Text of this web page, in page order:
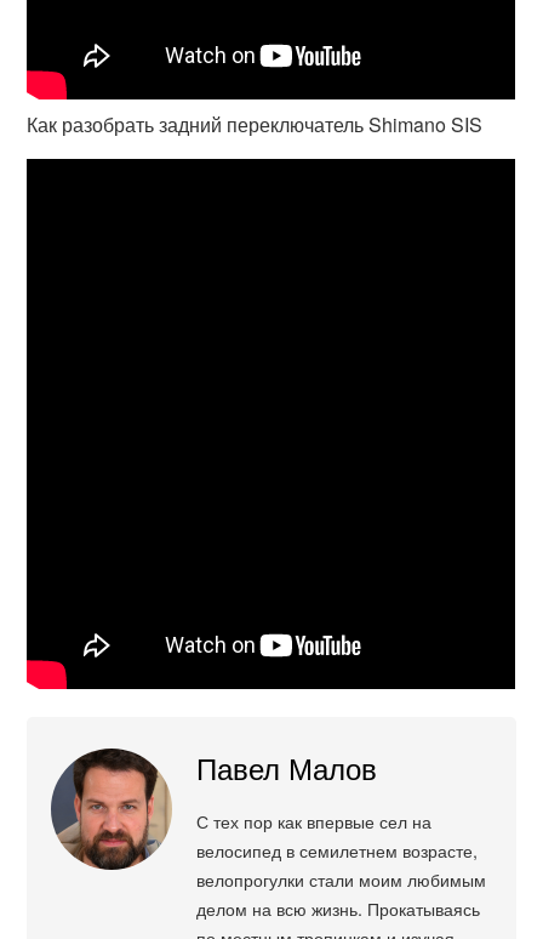
Как разобрать задний переключатель Shimano SIS
Павел Малов
С тех пор как впервые сел на
велосипед в семилетнем возрасте,
велопрогулки стали моим любимым
делом на всю жизнь. Прокатываясь